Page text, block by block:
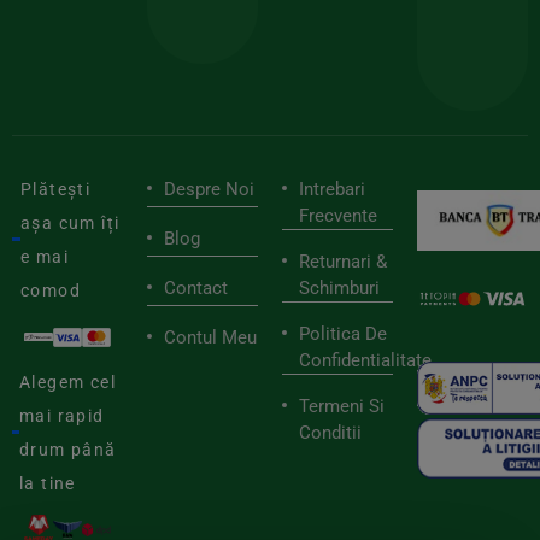
Plătești
așa cum îți
e mai
comod
Alegem cel
mai rapid
drum până
la tine
Despre Noi
Blog
Contact
Contul Meu
Intrebari
Frecvente
Returnari &
Schimburi
Politica De
Confidentialitate
Termeni Si
Conditii